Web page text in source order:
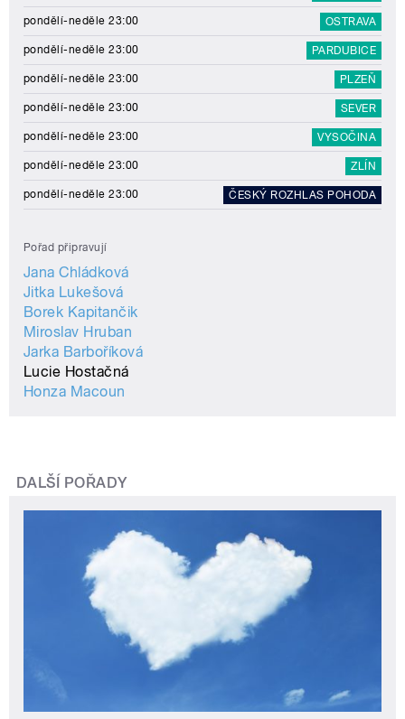
pondělí-neděle 23:00 OSTRAVA
pondělí-neděle 23:00 PARDUBICE
pondělí-neděle 23:00 PLZEŇ
pondělí-neděle 23:00 SEVER
pondělí-neděle 23:00 VYSOČINA
pondělí-neděle 23:00 ZLÍN
pondělí-neděle 23:00 ČESKÝ ROZHLAS POHODA
Pořad připravují
Jana Chládková
Jitka Lukešová
Borek Kapitančik
Miroslav Hruban
Jarka Barboříková
Lucie Hostačná
Honza Macoun
DALŠÍ POŘADY